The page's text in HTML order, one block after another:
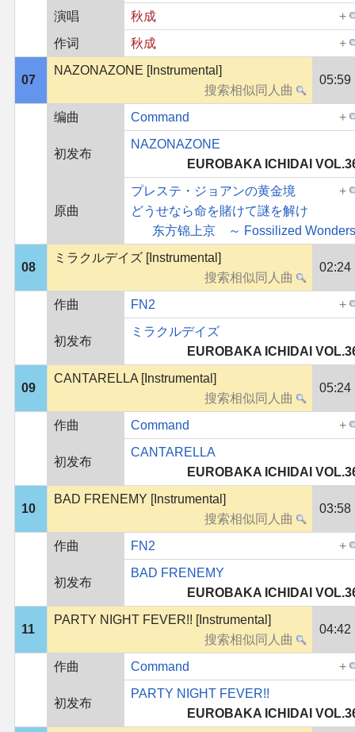
演唱
秋成
作词
秋成
07
NAZONAZONE [Instrumental]
05:59
编曲 Command
初发布
NAZONAZONE
EUROBAKA ICHIDAI
原曲
プレステ・ジョアンの黄金境
どうせなら命を賭けて謎を解け
东方锦上京 ～ Fossilized
08
ミラクルデイズ [Instrumental]
02:24
作曲 FN2
初发布
ミラクルデイズ
EUROBAKA ICHIDAI
09
CANTARELLA [Instrumental]
05:24
作曲 Command
初发布
CANTARELLA
EUROBAKA ICHIDAI
10
BAD FRENEMY [Instrumental]
03:58
作曲 FN2
初发布
BAD FRENEMY
EUROBAKA ICHIDAI
11
PARTY NIGHT FEVER!! [Instrumental]
04:42
作曲 Command
初发布
PARTY NIGHT FEVER!!
EUROBAKA ICHIDAI